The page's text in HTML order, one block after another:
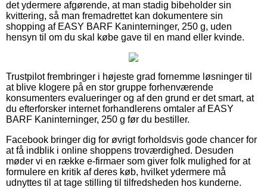
det ydermere afgørende, at man stadig bibeholder sin
kvittering, så man fremadrettet kan dokumentere sin
shopping af EASY BARF Kaninterninger, 250 g, uden
hensyn til om du skal købe gave til en mand eller kvinde.
Trustpilot frembringer i højeste grad fornemme løsninger til
at blive klogere på en stor gruppe forhenværende
konsumenters evalueringer og af den grund er det smart, at
du efterforsker internet forhandlerens omtaler af EASY
BARF Kaninterninger, 250 g før du bestiller.
Facebook bringer dig for øvrigt forholdsvis gode chancer for
at få indblik i online shoppens troværdighed. Desuden
møder vi en række e-firmaer som giver folk mulighed for at
formulere en kritik af deres køb, hvilket ydermere må
udnyttes til at tage stilling til tilfredsheden hos kunderne.